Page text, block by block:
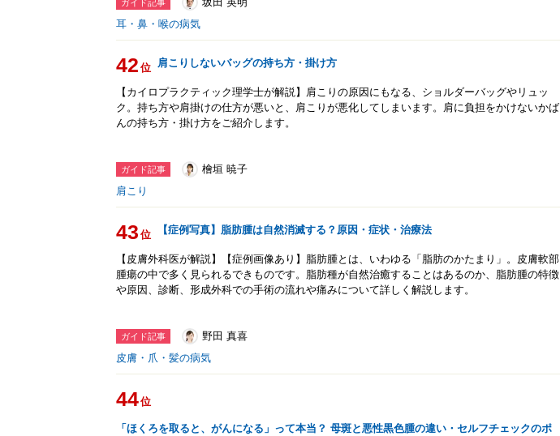
ガイド記事
耳・鼻・喉の病気
42 位 肩こりしないバッグの持ち方・掛け方
【カイロプラクティック理学士が解説】肩こりの原因にもなる、ショルダーバッグやリュッ
ク。持ち方や肩掛けの仕方が悪いと、肩こりが悪化してしまいます。肩に負担をかけないかば
んの持ち方・掛け方をご紹介します。
ガイド記事
檜垣 暁子
肩こり
43 位 【症例写真】脂肪腫は自然消滅する？原因・症状・治療法
【皮膚外科医が解説】【症例画像あり】脂肪腫とは、いわゆる「脂肪のかたまり」。皮膚軟部
腫瘍の中で多く見られるできものです。脂肪種が自然治癒することはあるのか、脂肪腫の特徴
や原因、診断、形成外科での手術の流れや痛みについて詳しく解説します。
ガイド記事
野田 真喜
皮膚・爪・髪の病気
44位
「ほくろを取ると、がんになる」って本当？ 母斑と悪性黒色腫の違い・セルフチェックのポ